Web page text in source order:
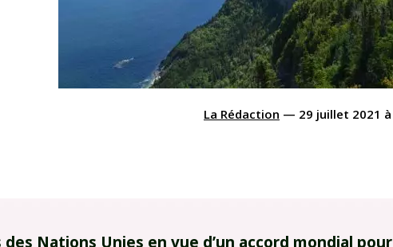
La Rédaction — 29 juillet 2021 à
Nations Unies en vue d’un accord mondial pour